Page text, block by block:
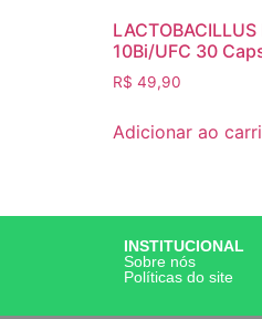
LACTOBACILLUS
10Bi/UFC 30
R$ 49,90
Adicionar ao
INSTITUCIONAL
Sobre nós
Políticas do site